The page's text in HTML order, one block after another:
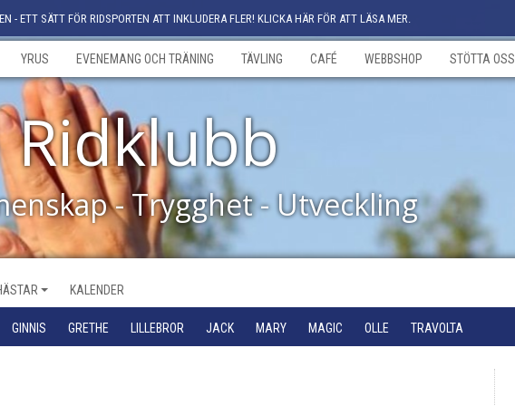
- ETT SÄTT FÖR RIDSPORTEN ATT INKLUDERA FLER! KLICKA HÄR FÖR ATT LÄSA MER.
YRUS EVENEMANG OCH TRÄNING TÄVLING CAFÉ WEBBSHOP STÖTTA OSS
Ridklubb
- Trygghet - Utveckling
KALENDER
GINNIS GRETHE LILLEBROR JACK MARY MAGIC OLLE TRAVOLTA